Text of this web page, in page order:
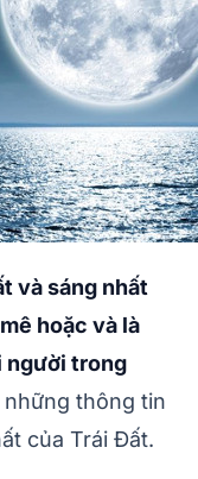
và sáng nhất
hoặc và là
người trong
những thông tin
của Trái Đất.